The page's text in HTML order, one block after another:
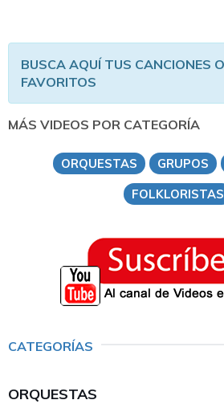
BUSCA AQUÍ TUS CANCIONES
FAVORITOS
MÁS VIDEOS POR CATEGORÍA
ORQUESTAS GRUPOS
FOLKLORISTAS
CATEGORÍAS
ORQUESTAS